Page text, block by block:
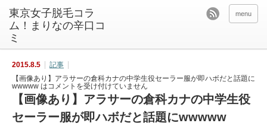
東京女子脱毛コラ
ム！まりなの辛口コ
ミ
menu
2015.8.5
記事
【画像あり】アラサーの倉科カナの中学生役セーラー服が即ハボだと話題に
wwwww はコメントを受け付けていません
【画像あり】アラサーの倉科カナの中学生役
セーラー服が即ハボだと話題にwwwww